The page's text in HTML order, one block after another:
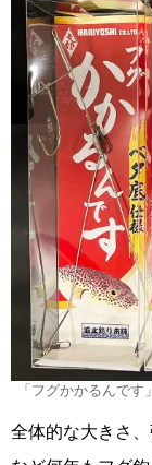
「フグかかるんで
全体的な大きさ